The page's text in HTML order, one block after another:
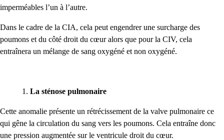
imperméables l’un à l’autre.
Dans le cadre de la CIA, cela peut engendrer une surcharge des
poumons et du côté droit du cœur alors que pour la CIV, cela
entraînera un mélange de sang oxygéné et non oxygéné.
La sténose pulmonaire
Cette anomalie présente un rétrécissement de la valve pulmonaire ce
qui gêne la circulation du sang vers les poumons. Cela entraîne donc
une pression augmentée sur le ventricule droit du cœur.